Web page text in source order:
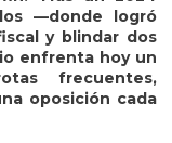
—donde logró
y blindar dos
enfrenta hoy un
frecuentes,
oposición cada